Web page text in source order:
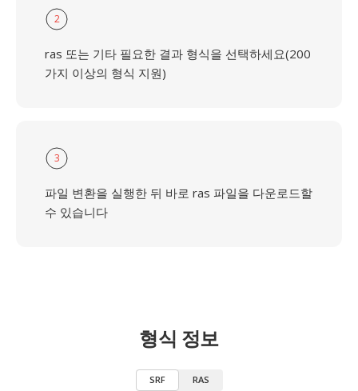
2
ras 또는 기타 필요한 결과 형식을 선택하세요(200
가지 이상의 형식 지원)
3
파일 변환을 실행한 뒤 바로 ras 파일을 다운로드할
수 있습니다
형식 정보
SRF RAS